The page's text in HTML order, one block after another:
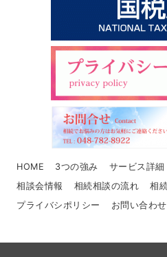
HOME 3つの強み サービス詳細
相談会情報
相続相談の流れ 相
プライバシポリシー
お問い合わせ